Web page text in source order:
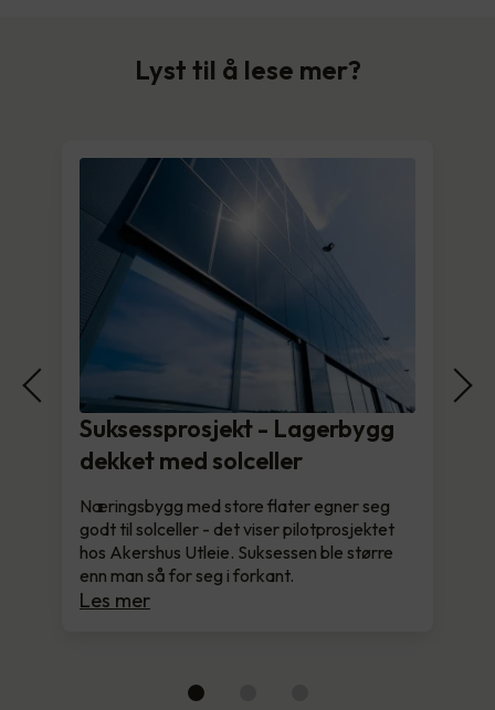
Lyst til å lese mer?
Suksessprosjekt - Lagerbygg
dekket med solceller
Næringsbygg med store flater egner seg
godt til solceller - det viser pilotprosjektet
hos Akershus Utleie. Suksessen ble større
enn man så for seg i forkant.
Les mer